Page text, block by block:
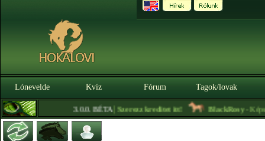
Lónevelde Kvíz Fórum Tagok/lovak
3.0.0. BÉTA|Szerezz kreditet itt! BlackRosy-